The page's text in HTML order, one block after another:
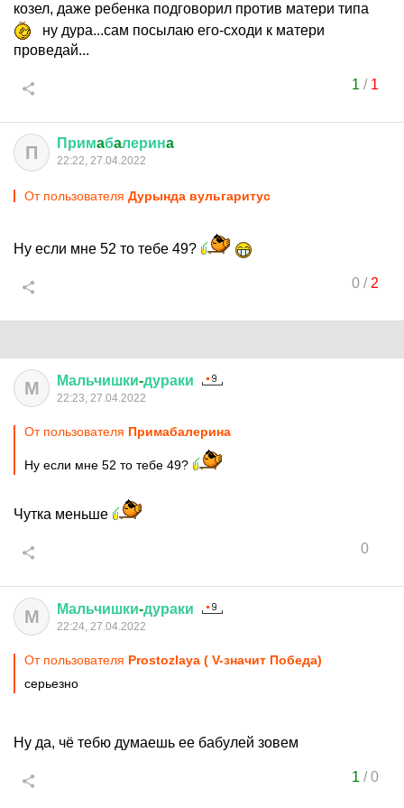
козел, даже ребенка подговорил против матери типа
ну дура...сам посылаю его-сходи к матери
проведай...
1 / 1
П Примaбaлеринa
22:22, 27.04.2022
От пользователя Дурында вульгаритус
Ну если мне 52 то тебе 49?
0/ 2
М Мальчишки-дураки
22:23, 27.04.2022
От пользователя Примaбaлеринa
Ну если мне 52 то тебе 49?
Чутка меньше
0
М Мальчишки-дураки
22:24, 27.04.2022
От пользователя Prostozlaya ( V-значит Победа)
серьезно
Ну да, чё тебю думаешь ее бабулей зовем
1 /0